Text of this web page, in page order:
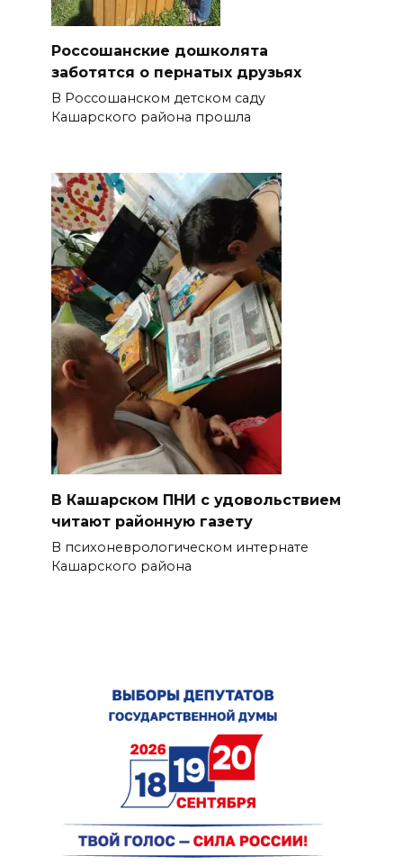
Россошанские дошколята
заботятся о пернатых друзьях
В Россошанском детском саду
Кашарского района прошла
В Кашарском ПНИ с удовольствием
читают районную газету
В психоневрологическом интернате
Кашарского района